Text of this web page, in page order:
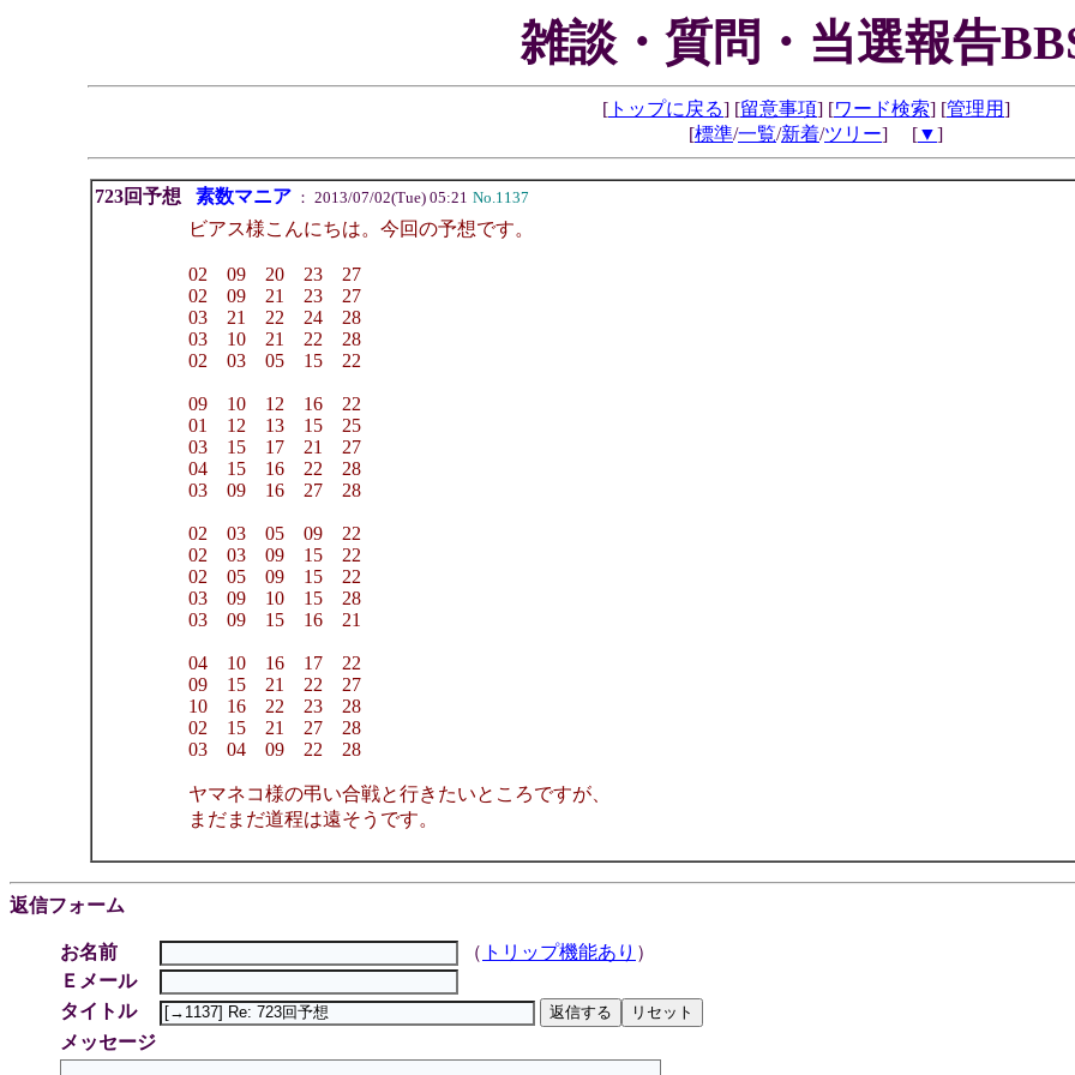
雑談・質問・当選報告
[ トップに戻る] [留意事項] [ワード検索] [管理用]
[標準/一覧/新着/ツリー] [▼]
723回予想 素数マニア： 2013/07/02(Tue) 05:21 No.1137
ビアス様こんにちは。今回の予想です。
02 09 20 23 27
02 09 21 23 27
03 21 22 24 28
03 10 21 22 28
02 03 05 15 22
09 10 12 16 22
01 12 13 15 25
03 15 17 21 27
04 15 16 22 28
03 09 16 27 28
02 03 05 09 22
02 03 09 15 22
02 05 09 15 22
03 09 10 15 28
03 09 15 16 21
04 10 16 17 22
09 15 21 22 27
10 16 22 23 28
02 15 21 27 28
03 04 09 22 28
ヤマネコ様の弔い合戦と行きたいところですが、
まだまだ道程は遠そうです。
返信フォーム
お名前 （ トリップ機能あり ）
Ｅメール
タイトル
メッセージ